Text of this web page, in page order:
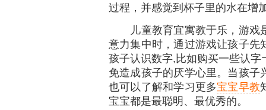
过程，并感觉到杯子里的水在增
儿童教育宜寓教于乐，游戏
意力集中时，通过游戏让孩子先
孩子认识数字,比如购买一些认
免造成孩子的厌学心里。当孩子
也可以了解和学习更多宝宝早教
宝宝都是最聪明、最优秀的。